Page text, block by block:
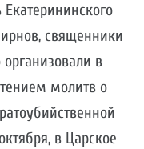
Екатерининского
священники
в
молитв о
в Царское